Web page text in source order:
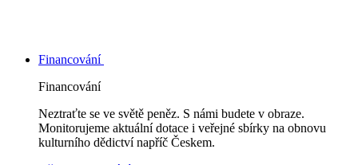
Financování
Financování
Neztraťte se ve světě peněz. S námi budete v obraze.
Monitorujeme aktuální dotace i veřejné sbírky na obnovu
kulturního dědictví napříč Českem.